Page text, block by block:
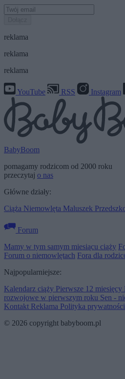
reklama
reklama
reklama
YouTube RSS Instagram
BabyBoom
pomagamy rodzicom od 2000 roku
przeczytaj o nas
Główne działy:
Ciąża Niemowlęta Maluszek
Forum
Mamy w tym samym miesiącu ciąży
Forum o niemowlętach Fora dla
Najpopularniejsze:
Kalendarz ciąży Pierwsze 12 miesięcy
rozwojowe w pierwszym roku Sen -
Kontakt Reklama Polityka prywatności
© 2026 copyright babyboom.pl